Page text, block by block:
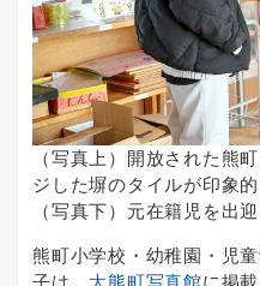
（写真上）開放された熊
ジした塀のタイルが印象的
（写真下）元在籍児を出
熊町小学校・幼稚園・児
子は、 大熊町写真館に掲